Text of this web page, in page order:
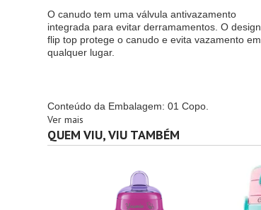
O canudo tem uma válvula antivazamento
integrada para evitar derramamentos. O design
flip top protege o canudo e evita vazamento em
qualquer lugar.
Conteúdo da Embalagem: 01 Copo.
Ver mais
QUEM VIU, VIU TAMBÉM